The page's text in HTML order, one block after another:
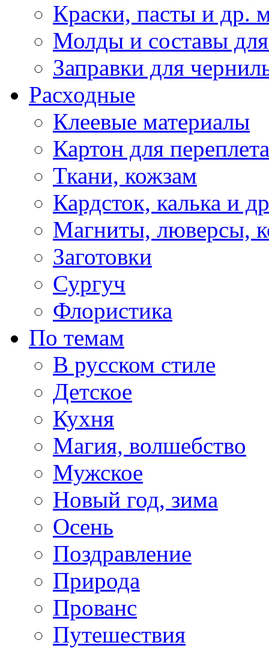
Краски, пасты и др.
Молды и составы
Заправки для
Расходные
Клеевые материалы
Картон для переплета
Ткани, кожзам
Кардсток, калька и
Магниты, люверсы,
Заготовки
Сургуч
Флористика
По темам
В русском стиле
Детское
Кухня
Магия, волшебство
Мужское
Новый год, зима
Осень
Поздравление
Природа
Прованс
Путешествия